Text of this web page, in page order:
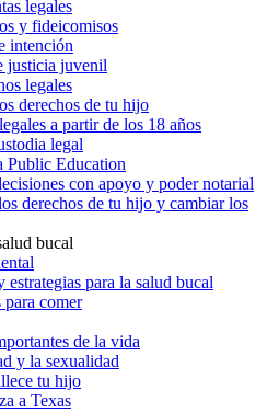
legales
y fideicomisos
intención
justicia juvenil
legales
derechos de tu hijo
a partir de los 18 años
legal
Public Education
con apoyo y poder notarial
derechos de tu hijo y cambiar los
bucal
estrategias para la salud bucal
para comer
de la vida
y la sexualidad
tu hijo
a Texas